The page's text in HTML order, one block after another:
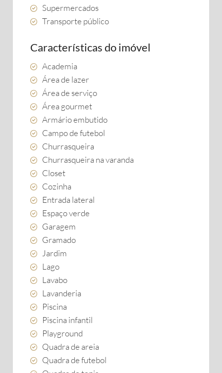
Supermercados
Transporte público
Características do imóvel
Academia
Área de lazer
Área de serviço
Área gourmet
Armário embutido
Campo de futebol
Churrasqueira
Churrasqueira na varanda
Closet
Cozinha
Entrada lateral
Espaço verde
Garagem
Gramado
Jardim
Lago
Lavabo
Lavanderia
Piscina
Piscina infantil
Playground
Quadra de areia
Quadra de futebol